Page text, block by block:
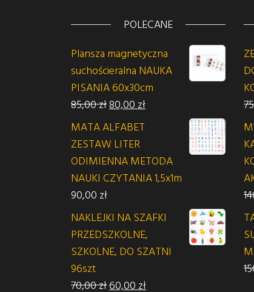
POLECANE
Plansza magnetyczna
suchościeralna NAUKA
PISANIA 60x30cm
85,00złPierwotna cena wynosiła: 85,00
80,00 złAktualna cena wynosi:
MATA ALFABET
ZESTAW LITER
ODIMIENNA METODA
NAUKI CZYTANIA 1,5x1m
90,00 zł
NAKLEJKI NA SZAFKI
PRZEDSZKOLNE,
SZKOLNE, DO SZATNI
96szt
70,00złPierwotna cena wynosiła: 70,00
60,00 złAktualna cena wynosi: